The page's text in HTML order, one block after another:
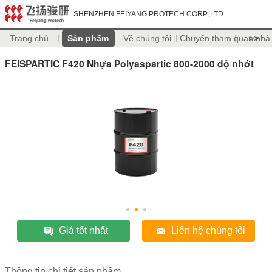
SHENZHEN FEIYANG PROTECH CORP.,LTD
Trang chủ Sản phẩm Về chúng tôi Chuyến tham quan nhà
>>
FEISPARTIC F420 Nhựa Polyaspartic 800-2000 độ nhớt
Giá tốt nhất Liên hệ chúng tôi